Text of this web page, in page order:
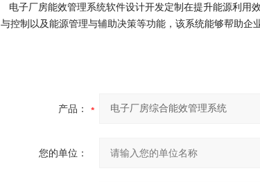
电子厂房能效管理系统软件设计开发定制在提升能源利用
与控制以及能源管理与辅助决策等功能，该系统能够帮助企
产品：
您的单位：